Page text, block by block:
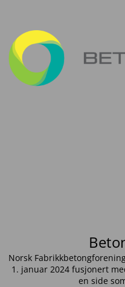
Norsk
1. januar 2024 fusjonert
en side